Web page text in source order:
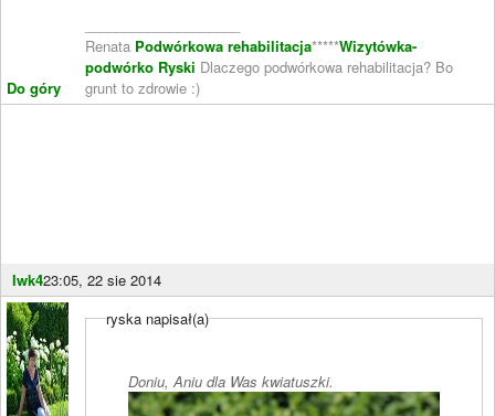
Do góry
Renata Podwórkowa rehabilitacja*****Wizytówka-
podwórko Ryski Dlaczego podwórkowa rehabilitacja? Bo
grunt to zdrowie :)
Iwk423:05, 22 sie 2014
ryska napisał(a)
Doniu, Aniu dla Was kwiatuszki.